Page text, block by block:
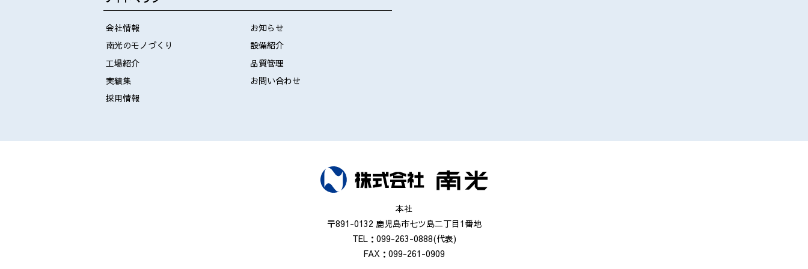
会社情報
お知らせ
南光のモノづくり
設備紹介
工場紹介
品質管理
実績集
お問い合わせ
採用情報
本社
〒891-0132 鹿児島市七ツ島二丁目1番地
TEL：099-263-0888(代表)
FAX：099-261-0909